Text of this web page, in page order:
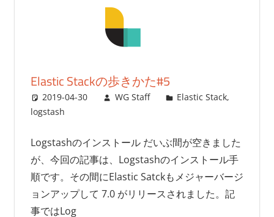
Elastic Stackの歩きかた#5
2019-04-30 WG Staff Elastic Stack,
logstash
Logstashのインストール だいぶ間が空きました
が、今回の記事は、Logstashのインストール手
順です。その間にElastic Satckもメジャーバージ
ョンアップして 7.0 がリリースされました。記
事ではLog